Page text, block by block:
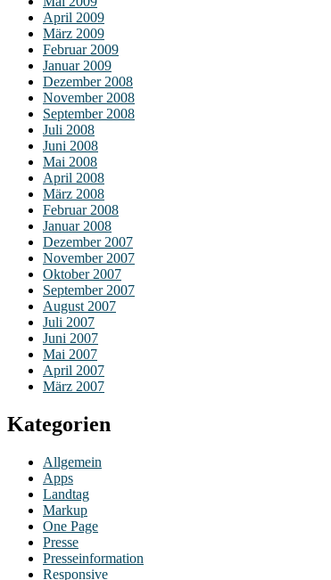
April 2009
März 2009
Februar 2009
Januar 2009
Dezember 2008
November 2008
September 2008
Juli 2008
Juni 2008
Mai 2008
April 2008
März 2008
Februar 2008
Januar 2008
Dezember 2007
November 2007
Oktober 2007
September 2007
August 2007
Juli 2007
Juni 2007
Mai 2007
April 2007
März 2007
Kategorien
Allgemein
Apps
Landtag
Markup
One Page
Presse
Presseinformation
Responsive